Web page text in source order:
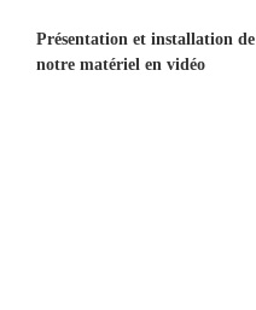
Présentation et installation de
notre matériel en vidéo